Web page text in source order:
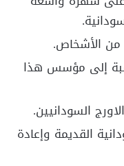
من الأشخاص.
إلى مؤسس هذا
السودانيين.
القديمة وإعادة